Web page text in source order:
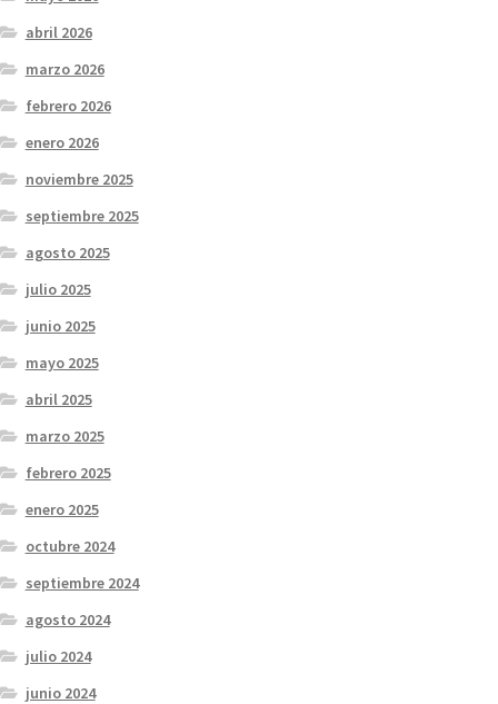
abril 2026
marzo 2026
febrero 2026
enero 2026
noviembre 2025
septiembre 2025
agosto 2025
julio 2025
junio 2025
mayo 2025
abril 2025
marzo 2025
febrero 2025
enero 2025
octubre 2024
septiembre 2024
agosto 2024
julio 2024
junio 2024